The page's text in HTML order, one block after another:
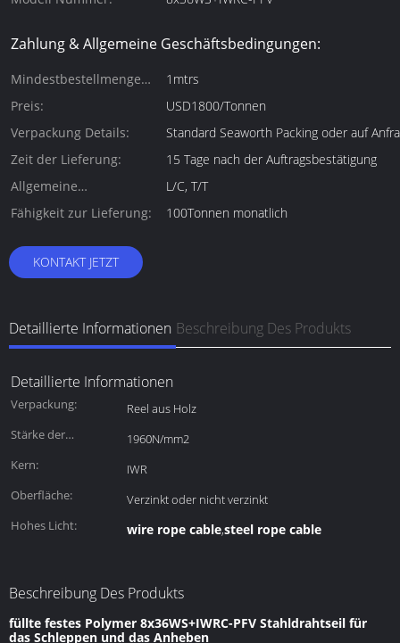
Zahlung & Allgemeine Geschäftsbedingungen:
Mindestbestellmenge
(Mindestbestellmenge):
1mtrs
Preis:
USD1800/Tonnen
Verpackung Details:
Standard Seaworth Packing oder auf
Zeit der Lieferung:
15 Tage nach der Auftragsbestätigung
Allgemeine
Zahlungsbedingungen:
L/C, T/T
Fähigkeit zur Lieferung:
100Tonnen monatlich
KONTAKT JETZT
Detaillierte Informationen Beschreibung Des Produkts
Detaillierte Informationen
Verpackung:
Reel aus Holz
Stärke der
1960N/mm2
Kern:
IWR
Oberfläche:
Verzinkt oder nicht verzinkt
Hohes Licht:
wire rope cable,steel rope cable
Beschreibung Des Produkts
füllte festes Polymer 8x36WS+IWRC-PFV Stahldrahtseil für
das Schleppen und das Anheben